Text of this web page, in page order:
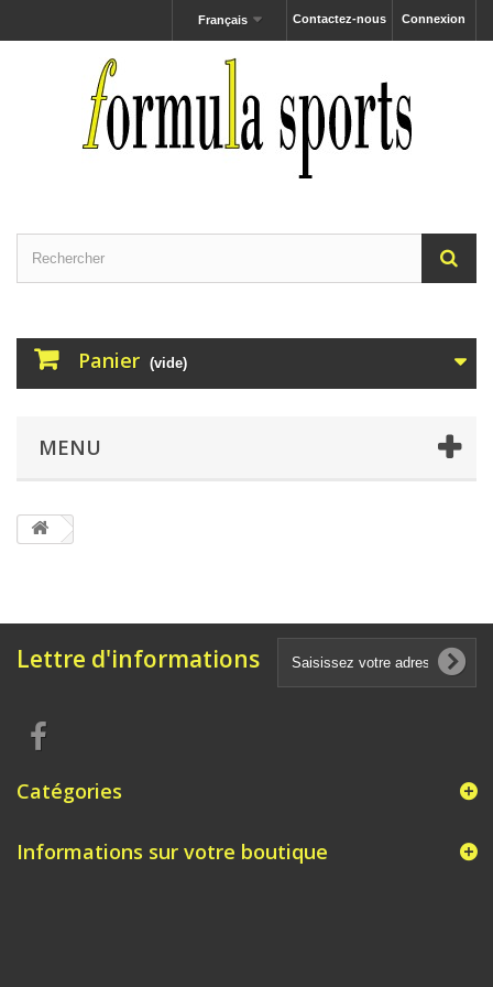
Connexion
Contactez-nous
Français
Panier (vide)
MENU
Lettre d'informations
Catégories
Informations sur votre boutique